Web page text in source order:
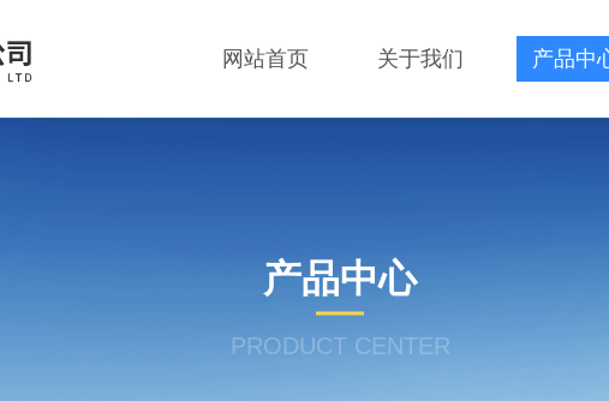
网站首页 关于我们 产品中
产品中心
PRODUCT CENTER